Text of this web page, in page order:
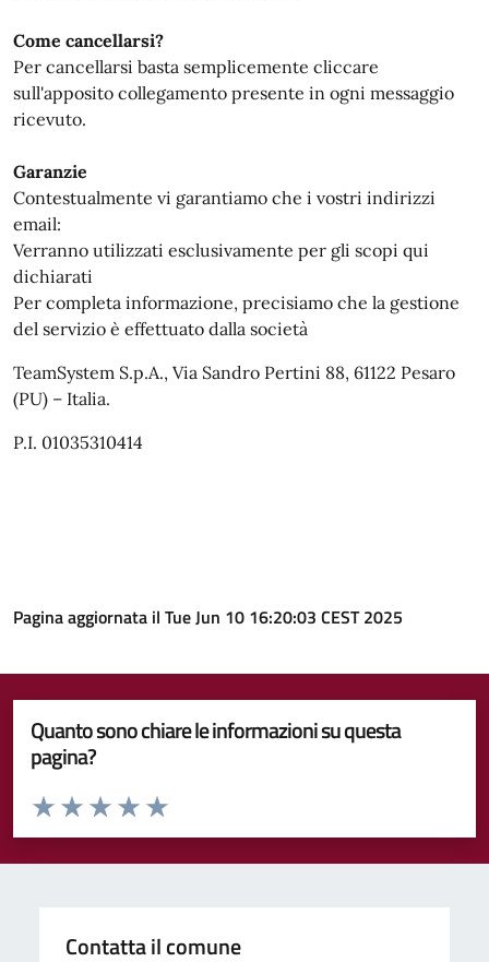
Come cancellarsi?
Per cancellarsi basta semplicemente cliccare
sull'apposito collegamento presente in ogni messaggio
ricevuto.
Garanzie
Contestualmente vi garantiamo che i vostri indirizzi
email:
Verranno utilizzati esclusivamente per gli scopi qui
dichiarati
Per completa informazione, precisiamo che la gestione
del servizio è effettuato dalla società
TeamSystem S.p.A., Via Sandro Pertini 88, 61122 Pesaro
(PU) – Italia.
P.I. 01035310414
Pagina aggiornata il Tue Jun 10 16:20:03 CEST 2025
Quanto sono chiare le informazioni su questa
pagina?
Valuta da 1 a 5 stelle la pagina
Valuta 5 stelle su 5
Valuta 4 stelle su 5
Valuta 3 stelle su 5
Valuta 2 stelle su 5
Valuta 1 stelle su 5
Contatta il comune